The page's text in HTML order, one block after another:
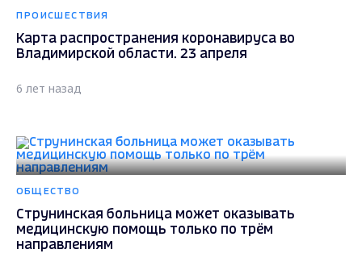
ПРОИСШЕСТВИЯ
Карта распространения коронавируса во
Владимирской области. 23 апреля
6 лет назад
ОБЩЕСТВО
Струнинская больница может оказывать
медицинскую помощь только по трём
направлениям